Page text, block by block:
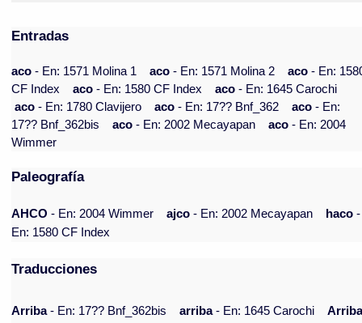
Entradas
aco- En: 1571 Molina 1 aco- En: 1571 Molina 2 aco- En:
CF Index
aco- En: 1580 CF Index aco- En: 1645 Carochi
aco- En: 1780 Clavijero aco- En: 17?? Bnf_362 aco- En:
17?? Bnf_362bis
aco- En: 2002 Mecayapan aco- En: 2004
Wimmer
Paleografía
AHCO - En: 2004 Wimmer ajco - En: 2002 Mecayapan haco -
En: 1580 CF Index
Traducciones
Arriba- En: 17?? Bnf_362bis arriba- En: 1645 Carochi